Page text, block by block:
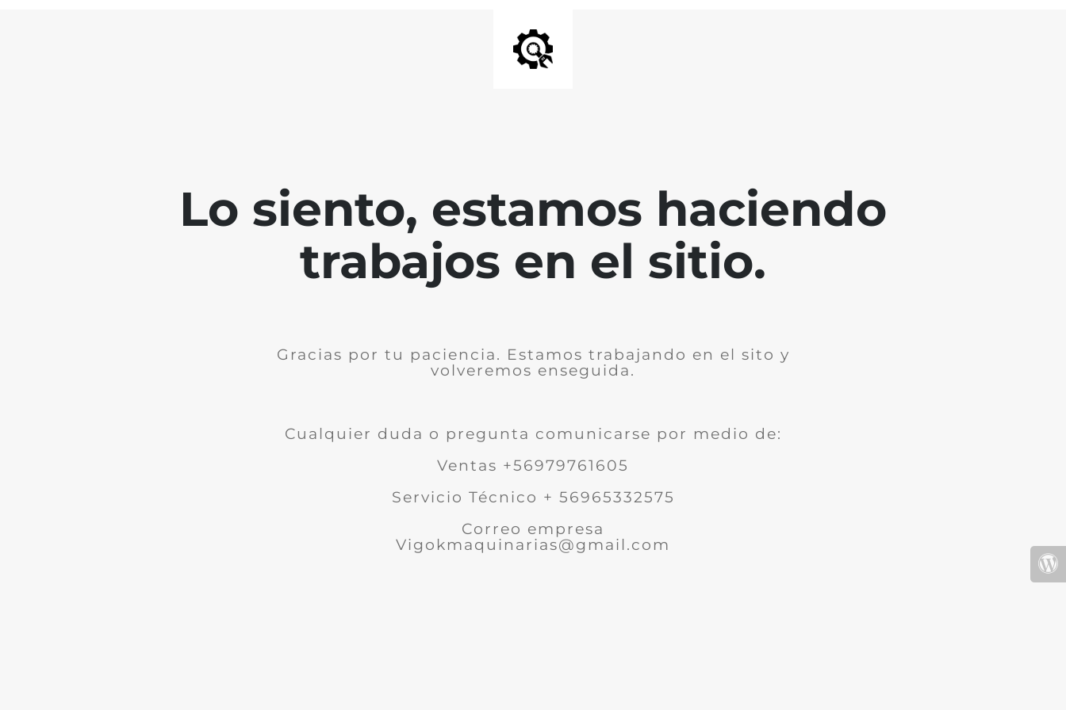
Lo siento, estamos haciendo
trabajos en el sitio.
Gracias por tu paciencia. Estamos trabajando en el sito y
volveremos enseguida.
Cualquier duda o pregunta comunicarse por medio de:
Ventas +56979761605
Servicio Técnico + 56965332575
Correo empresa
Vigokmaquinarias@gmail.com